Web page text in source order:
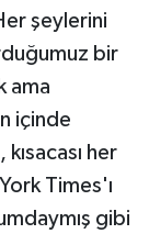
şeylerini
bir
ama
içinde
her
Times'ı
gibi